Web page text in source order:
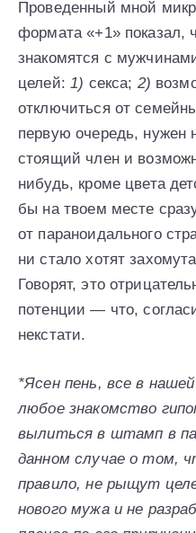
Проведенный мной
формата «+1» показал,
знакомятся с
целей: 1) секса; 2)
отключиться от
первую очередь, нужен
стоящий член и
нибудь, кроме цвета
бы на твоем месте
от параноидального
ни стало хотят
Говорят, это
потенции — что,
некстати.
*Ясен пень, все в
любое знакомство
вылиться в штамп в
данном случае о том,
правило, не рыщут
нового мужа и не